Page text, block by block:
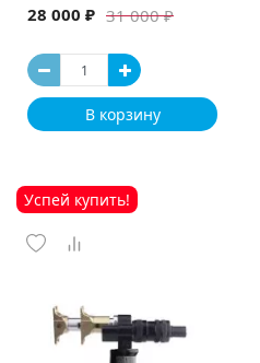
машина
31 000 ₽
28 000 ₽
В корзину
Успей купить!